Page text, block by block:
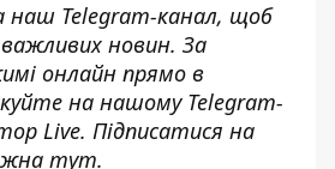
наш Telegram-канал, щоб
новин. За
онлайн прямо в
на нашому Telegram-
Live. Підписатися на
тут.